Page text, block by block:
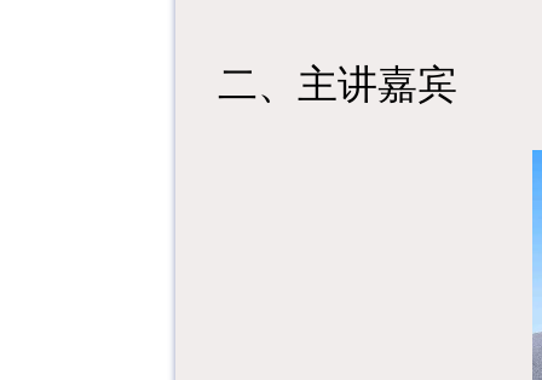
二、主讲嘉宾